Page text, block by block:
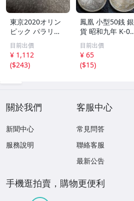
東京2020オリン
ピック パラリン
ピック記念貨幣 5
00円 風神 雷神 2
枚セット クラッ
ド貨幣 記念硬貨
目前出價
¥ 1,112
($243)
鳳凰 小型50銭 銀
貨 昭和九年 K-02
37
目前出價
¥ 65
($15)
關於我們
新聞中心
服務說明
客服中心
常見問答
聯絡客服
最新公告
手機逛拍賣，購物更便利